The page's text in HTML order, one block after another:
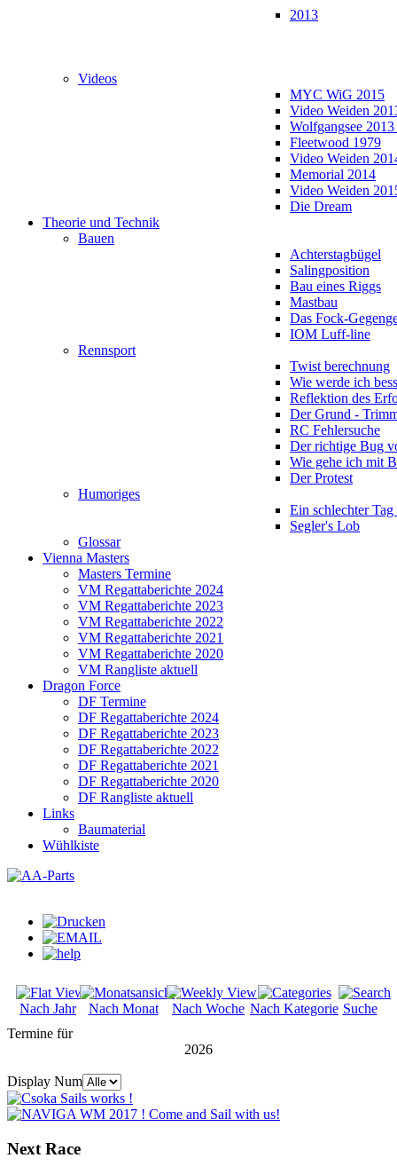
2013
Videos
MYC WiG 2015
Video Weiden
Wolfgangsee
Fleetwood 1979
Video Weiden
Memorial 2014
Video Weiden
Die Dream
Theorie und Technik
Bauen
Achterstagbügel
Salingposition
Bau eines Riggs
Mastbau
Das Fock-
IOM Luff-line
Rennsport
Twist berechnung
Wie werde ich
Reflektion des
Der Grund -
RC Fehlersuche
Der richtige Bug
Wie gehe ich mit
Der Protest
Humoriges
Ein schlechter Tag
Segler's Lob
Glossar
Vienna Masters
Masters Termine
VM Regattaberichte 2024
VM Regattaberichte 2023
VM Regattaberichte 2022
VM Regattaberichte 2021
VM Regattaberichte 2020
VM Rangliste aktuell
Dragon Force
DF Termine
DF Regattaberichte 2024
DF Regattaberichte 2023
DF Regattaberichte 2022
DF Regattaberichte 2021
DF Regattaberichte 2020
DF Rangliste aktuell
Links
Baumaterial
Wühlkiste
Nach Jahr Nach Monat Nach Woche Nach Kategorie Suche
Termine für
2026
Display Num
Next Race